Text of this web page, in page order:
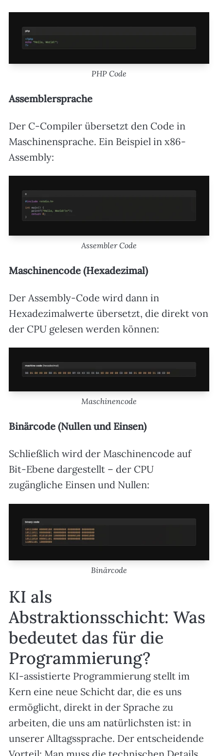
PHP Code
Assemblersprache
Der C-Compiler übersetzt den Code in
Maschinensprache. Ein Beispiel in x86-
Assembly:
Assembler Code
Maschinencode (Hexadezimal)
Der Assembly-Code wird dann in
Hexadezimalwerte übersetzt, die direkt von
der CPU gelesen werden können:
Maschinencode
Binärcode (Nullen und Einsen)
Schließlich wird der Maschinencode auf
Bit-Ebene dargestellt – der CPU
zugängliche Einsen und Nullen:
Binärcode
KI als
Abstraktionsschicht: Was
bedeutet das für die
Programmierung?
KI-assistierte Programmierung stellt im
Kern eine neue Schicht dar, die es uns
ermöglicht, direkt in der Sprache zu
arbeiten, die uns am natürlichsten ist: in
unserer Alltagssprache. Der entscheidende